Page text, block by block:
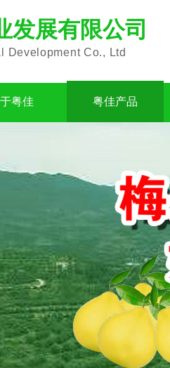
发展有限公司
Development Co., Ltd
粤佳 粤佳产品